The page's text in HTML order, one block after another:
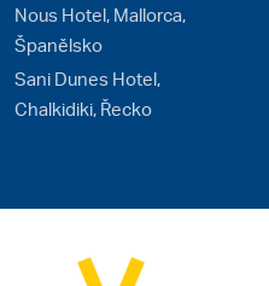
Nous Hotel, Mallorca,
Španělsko
Sani Dunes Hotel,
Chalkidiki, Řecko